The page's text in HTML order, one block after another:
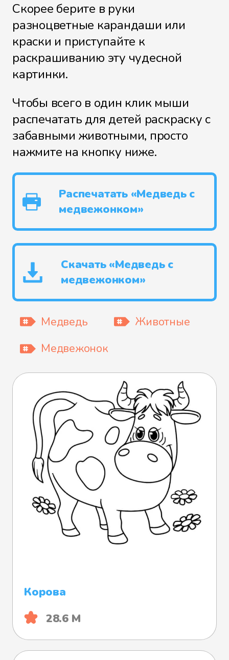
Скорее берите в руки
разноцветные карандаши или
краски и приступайте к
раскрашиванию эту чудесной
картинки.
Чтобы всего в один клик мыши
распечатать для детей раскраску с
забавными животными, просто
нажмите на кнопку ниже.
Распечатать «Медведь с
медвежонком»
Скачать «Медведь с
медвежонком»
Медведь
Животные
Медвежонок
Корова
28.6 М